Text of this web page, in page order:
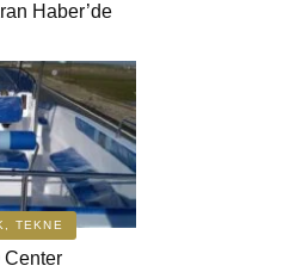
Haber’de
Center
TEKNE